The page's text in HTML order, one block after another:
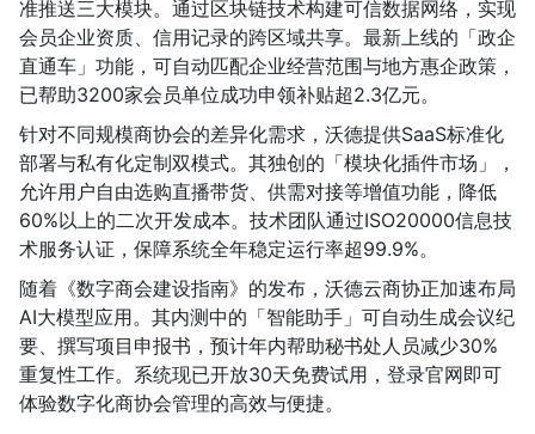
准推送三大模块。通过区块链技术构建可信数据网络，实现
会员企业资质、信用记录的跨区域共享。最新上线的「政企
直通车」功能，可自动匹配企业经营范围与地方惠企政策，
已帮助3200家会员单位成功申领补贴超2.3亿元。
针对不同规模商协会的差异化需求，沃德提供SaaS标准化
部署与私有化定制双模式。其独创的「模块化插件市场」，
允许用户自由选购直播带货、供需对接等增值功能，降低
60%以上的二次开发成本。技术团队通过ISO20000信息技
术服务认证，保障系统全年稳定运行率超99.9%。
随着《数字商会建设指南》的发布，沃德云商协正加速布局
AI大模型应用。其内测中的「智能助手」可自动生成会议纪
要、撰写项目申报书，预计年内帮助秘书处人员减少30%
重复性工作。系统现已开放30天免费试用，登录官网即可
体验数字化商协会管理的高效与便捷。